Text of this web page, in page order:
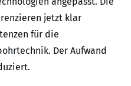
jetzt klar
für die
Der Aufwand